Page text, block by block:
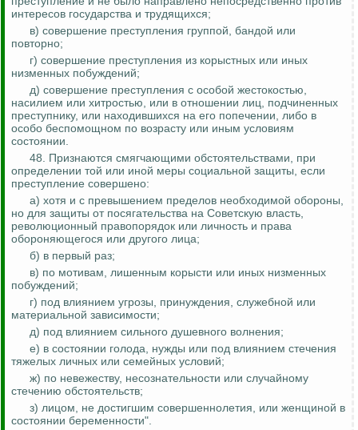
интересов государства и трудящихся;
в) совершение преступления группой, бандой или
повторно;
г) совершение преступления из корыстных или иных
низменных побуждений;
д) совершение преступления с особой жестокостью,
насилием или хитростью, или в отношении лиц, подчиненных
преступнику, или находившихся на его попечении, либо в
особо беспомощном по возрасту или иным условиям
состоянии.
48. Признаются смягчающими обстоятельствами, при
определении той или иной меры социальной защиты, если
преступление совершено:
а) хотя и с превышением пределов необходимой обороны,
но для защиты от посягательства на Советскую власть,
революционный правопорядок или личность и права
обороняющегося или другого лица;
б) в первый раз;
в) по мотивам, лишенным корысти или иных низменных
побуждений;
г) под влиянием угрозы, принуждения, служебной или
материальной зависимости;
д) под влиянием сильного душевного волнения;
е) в состоянии голода, нужды или под влиянием стечения
тяжелых личных или семейных условий;
ж) по невежеству, несознательности или случайному
стечению обстоятельств;
з) лицом, не достигшим совершеннолетия, или женщиной в
состоянии беременности".